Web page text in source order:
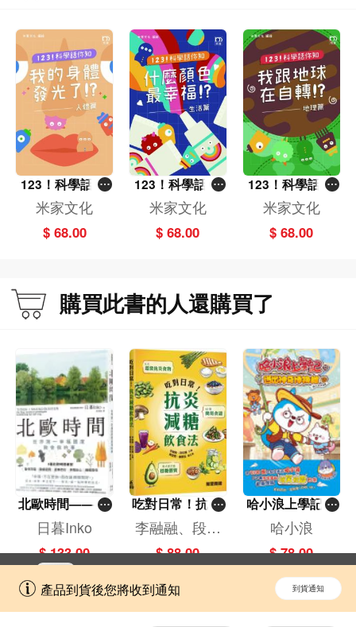
產品到貨後您將收到通知 到貨通知
123！科學話你
知－－我的身體
發光了！？．人
體篇
米家文化
$ 68.00
123！科學話你
知－－什麽顔色
最幸福！？．生
活篇
米家文化
$ 68.00
123！科學話你
知－－我跟地球
在自轉！？．地
理篇
米家文化
$ 68.00
購買此書的人還購買了
北歐時間——世
界第一幸福國度
教會我的事
日暮Inko
$ 133.00
吃對日常！抗炎
減糖飲食法
李融融、段佳
麗,黃梨煜、顧
凱辰
$ 88.00
哈小浪上學記(1
3)——逃出神奇
博物館
哈小浪
$ 78.00
擁抱更全面的購物和文化體驗。
開啟